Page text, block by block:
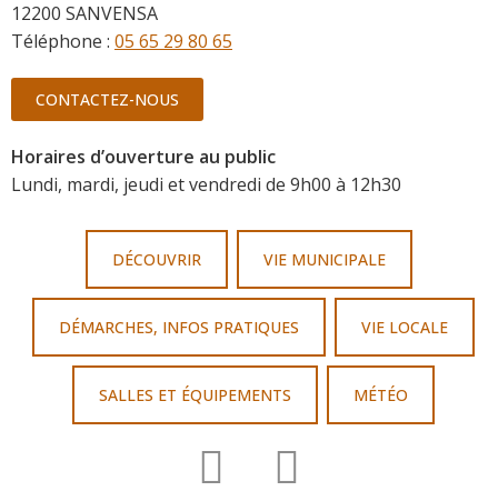
12200 SANVENSA
Téléphone : 05 65 29 80 65
CONTACTEZ-NOUS
Horaires d’ouverture au public
Lundi, mardi, jeudi et vendredi de 9h00 à 12h30
DÉCOUVRIR VIE MUNICIPALE
DÉMARCHES, INFOS PRATIQUES VIE LOCALE
SALLES ET ÉQUIPEMENTS MÉTÉO